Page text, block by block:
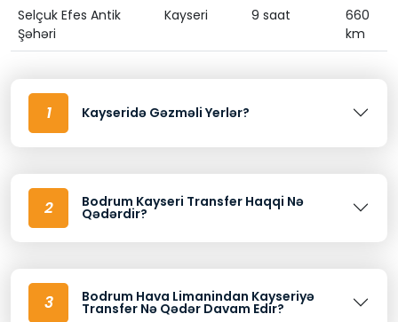
Selçuk Efes Antik
Şəhəri
Kayseri 9 saat
660
km
1 Kayseridə Gəzməli Yerlər?
2 Bodrum Kayseri Transfer Haqqi Nə
Qədərdir?
3 Bodrum Hava Limanindan Kayseriyə
Transfer Nə Qədər Davam Edir?